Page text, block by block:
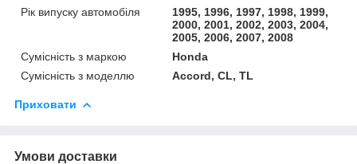
Рік випуску автомобіля
1995, 1996, 1997, 1998, 1999,
2000, 2001, 2002, 2003, 2004,
2005, 2006, 2007, 2008
Сумісність з маркою
Honda
Сумісність з моделлю
Accord, CL, TL
Приховати
Умови доставки